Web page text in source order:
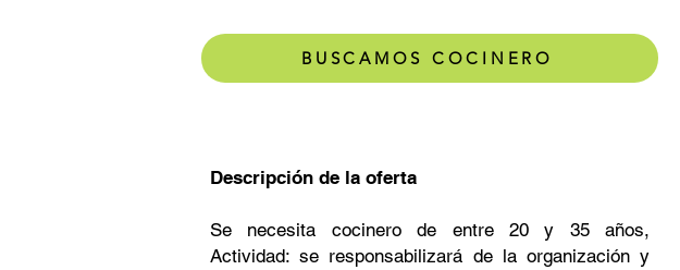
BUSCAMOS COCINERO
Descripción de la oferta
Se necesita cocinero de entre 20 y 35 años,
Actividad: se responsabilizará de la organización y